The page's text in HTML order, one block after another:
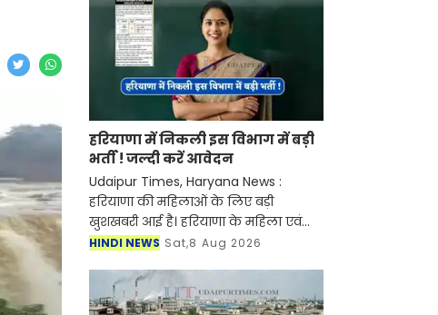
हरियाणा में निकली इस विभाग में बड़ी
भर्ती ! जल्दी करें आवेदन
Udaipur Times, Haryana News :
हरियाणा की महिलाओं के लिए बड़ी
खुशखबरी आई है। हरियाणा के महिला एवं
बाल विकास विभाग (WCD) द्वारा महिला
पद स्थानांतरण/प्रतिनियुक्ति के
HINDI NEWS Sat,8 Aug 2026